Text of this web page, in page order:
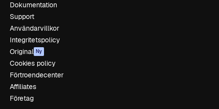
Dokumentation
Support
Användarvillkor
Integritetspolicy
Original Ny
Cookies policy
Förtroendecenter
Affiliates
Företag